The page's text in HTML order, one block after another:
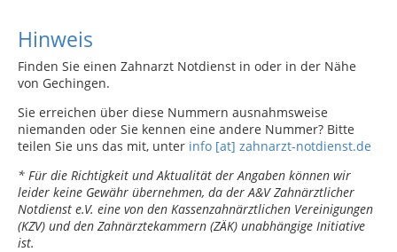
Hinweis
Finden Sie einen Zahnarzt Notdienst in oder in der Nähe
von Gechingen.
Sie erreichen über diese Nummern ausnahmsweise
niemanden oder Sie kennen eine andere Nummer? Bitte
teilen Sie uns das mit, unter info [at] zahnarzt-notdienst.de
* Für die Richtigkeit und Aktualität der Angaben können wir
leider keine Gewähr übernehmen, da der A&V Zahnärztlicher
Notdienst e.V. eine von den Kassenzahnärztlichen Vereinigungen
(KZV) und den Zahnärztekammern (ZÄK) unabhängige Initiative
ist.